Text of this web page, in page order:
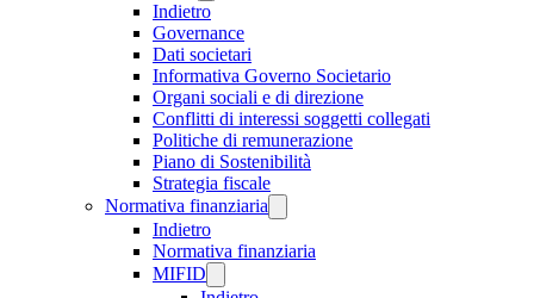
Indietro
Governance
Dati societari
Informativa Governo Societario
Organi sociali e di direzione
Conflitti di interessi soggetti collegati
Politiche di remunerazione
Piano di Sostenibilità
Strategia fiscale
Normativa finanziaria
Indietro
Normativa finanziaria
MIFID